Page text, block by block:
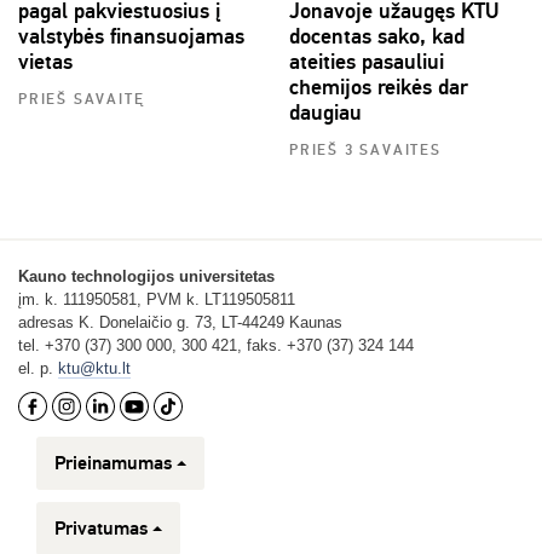
pagal pakviestuosius į
valstybės finansuojamas
vietas
PRIEŠ SAVAITĘ
Jonavoje užaugęs KTU
docentas sako, kad
ateities pasauliui
chemijos reikės dar
daugiau
PRIEŠ 3 SAVAITES
Kauno technologijos universitetas
įm. k. 111950581, PVM k. LT119505811
adresas K. Donelaičio g. 73, LT-44249 Kaunas
tel. +370 (37) 300 000, 300 421, faks. +370 (37) 324 144
el. p. ktu@ktu.lt
Prieinamumas
Privatumas